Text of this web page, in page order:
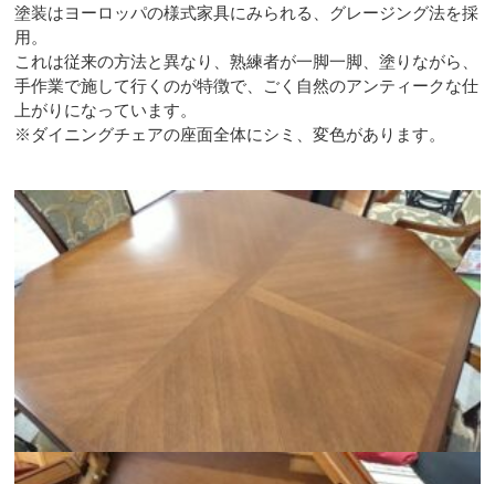
塗装はヨーロッパの様式家具にみられる、グレージング法を採
用。
これは従来の方法と異なり、熟練者が一脚一脚、塗りながら、
手作業で施して行くのが特徴で、ごく自然のアンティークな仕
上がりになっています。
※ダイニングチェアの座面全体にシミ、変色があります。